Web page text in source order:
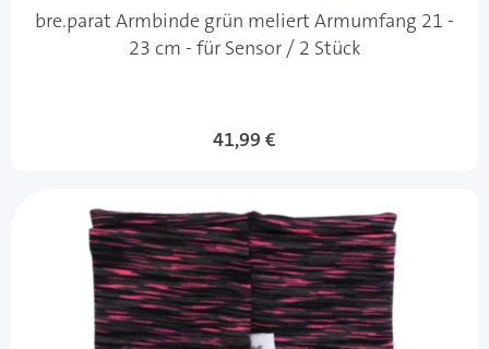
bre.parat Armbinde grün meliert Armumfang 21 -
23 cm - für Sensor / 2 Stück
41,99 €